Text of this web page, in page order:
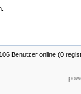
Benutzer online (0